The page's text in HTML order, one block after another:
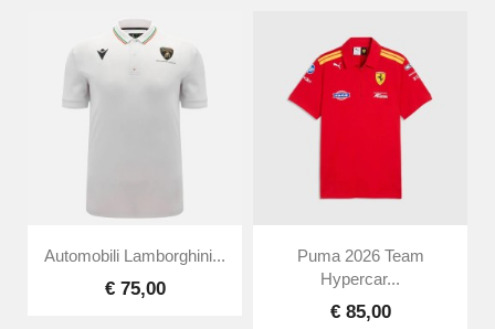
Automobili Lamborghini...
€ 75,00
Puma 2026 Team
Hypercar...
€ 85,00